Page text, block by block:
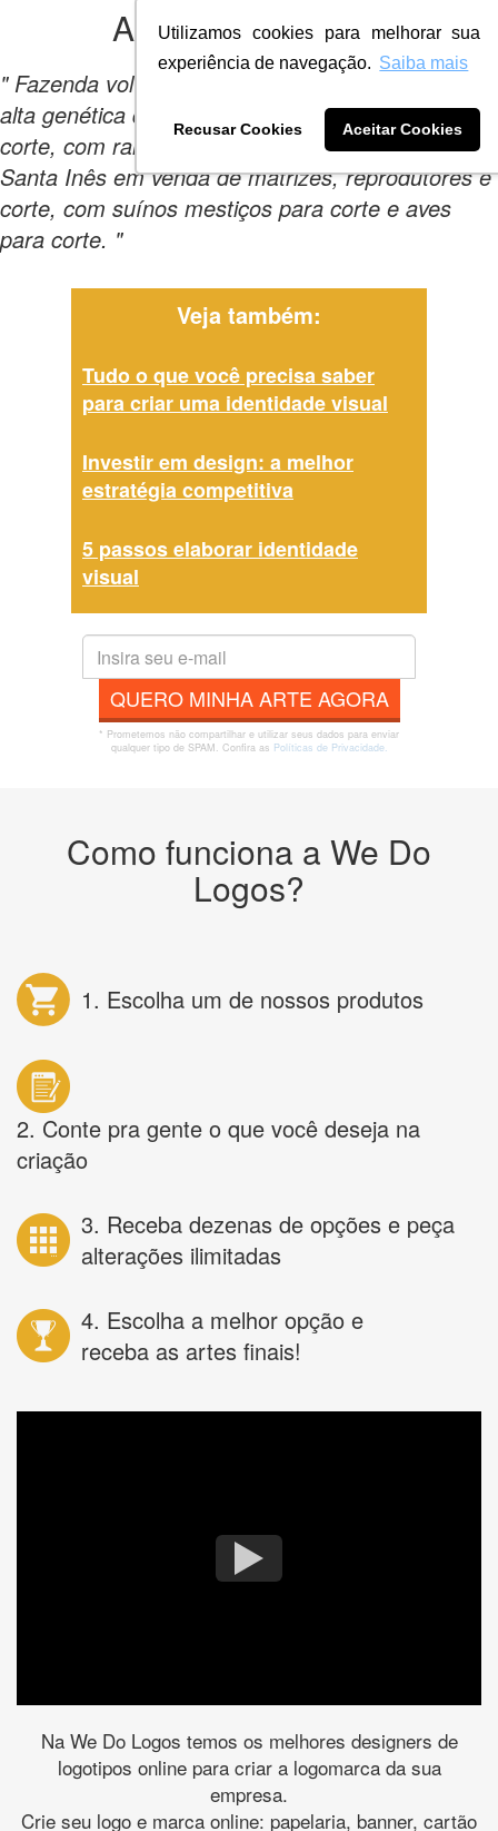
Utilizamos cookies para melhorar sua
experiência de navegação. Saiba mais
Recusar Cookies Aceitar Cookies
A empresaqueria:
" Fazenda voltada ao ramo da pecuária. Produz
alta genética de gado de leite e mestiços para
corte, com ramo de ovinos da Raça Dorper e
Santa Inês em venda de matrizes, reprodutores e
corte, com suínos mestiços para corte e aves
para corte. "
Veja também:
Tudo o que você precisa saber
para criar uma identidade visual
Investir em design: a melhor
estratégia competitiva
5 passos elaborar identidade
visual
QUERO MINHA ARTE AGORA
* Prometemos não compartilhar e utilizar seus dados para enviar
qualquer tipo de SPAM. Confira as Políticas de Privacidade.
Como funciona a We Do
Logos?
1. Escolha um de nossos produtos
2. Conte pra gente o que você deseja na
criação
3. Receba dezenas de opções e peça
alterações ilimitadas
4. Escolha a melhor opção e
receba as artes finais!
Na We Do Logos temos os melhores designers de
logotipos online para criar a logomarca da sua
empresa.
Crie seu logo e marca online: papelaria, banner, cartão